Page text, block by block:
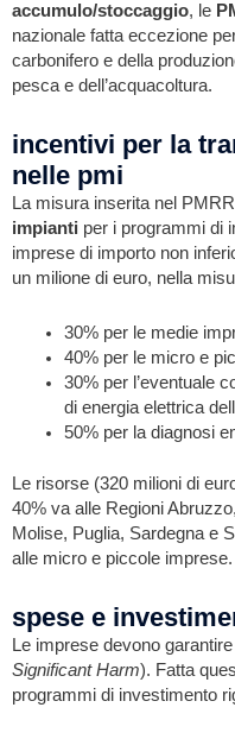
accumulo/stoccaggio, le
nazionale fatta eccezione
carbonifero e della
pesca e dell’acquacoltura.
incentivi per la
nelle pmi
La misura inserita nel
impianti per i programmi di
imprese di importo non
un milione di euro, nella
30% per le medie
40% per le micro e
30% per l’eventuale
di energia elettrica
50% per la diagnosi
Le risorse (320 milioni di
40% va alle Regioni
Molise, Puglia, Sardegna e
alle micro e piccole imprese.
spese e
Le imprese devono
Significant Harm). Fatta
programmi di investimento